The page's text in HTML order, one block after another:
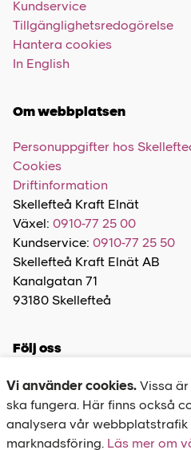
Vi använder cookies. Vissa
ska fungera. Här finns också
analysera vår
marknadsföring. Läs mer om
Kundservice
Tillgänglighetsredogörelse
Hantera cookies
In English
Om webbplatsen
Personuppgifter hos
Cookies
Driftinformation
Skellefteå Kraft Elnät
Växel: 0910-77 25 00
Kundservice: 0910-77 25 50
Skellefteå Kraft Elnät AB
Kanalgatan 71
93180 Skellefteå
Följ oss
Felanmälan